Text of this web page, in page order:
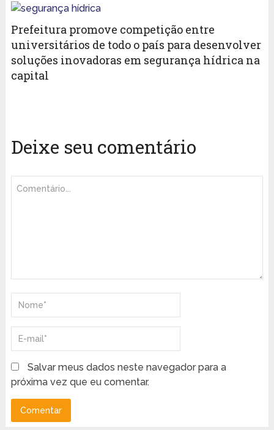
Prefeitura promove competição entre
universitários de todo o país para desenvolver
soluções inovadoras em segurança hídrica na
capital
Deixe seu comentário
Salvar meus dados neste navegador para a
próxima vez que eu comentar.